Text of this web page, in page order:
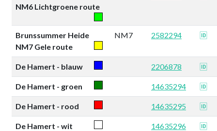
NM6 Lichtgroene route
Brunssummer Heide
NM7 Gele route
NM7 2582294 🆔
De Hamert - blauw 2206878 🆔
De Hamert - groen 14635294 🆔
De Hamert - rood 14635295 🆔
De Hamert - wit 14635296 🆔